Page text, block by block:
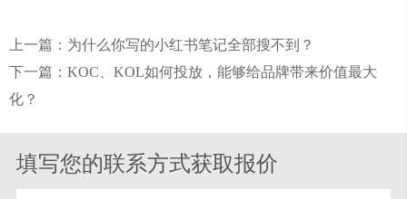
上一篇：为什么你写的小红书笔记全部搜不到？
下一篇：KOC、KOL如何投放，能够给品牌带来价值最大
化？
填写您的联系方式获取报价